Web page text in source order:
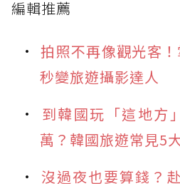
編輯推薦
拍照不再像觀光客
秒變旅遊攝影達人
到韓國玩「這地方
萬？韓國旅遊常見5
沒過夜也要算錢？